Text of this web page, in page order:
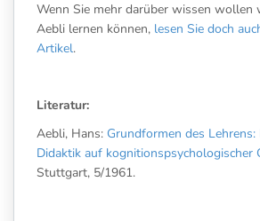
Wenn Sie mehr darüber wissen wollen
Aebli lernen können, lesen Sie doch
Artikel.
Literatur:
Aebli, Hans: Grundformen des Lehrens:
Didaktik auf kognitionspsychologischer
Stuttgart, 5/1961.